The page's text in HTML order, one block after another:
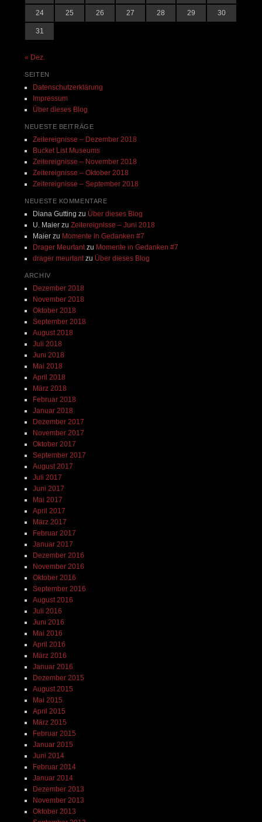
24 25 26 27 28 29 30
31
« Dez.
SEITEN
Datenschutzerklärung
Impressum
Über dieses Blog
NEUESTE BEITRÄGE
Zeitereignisse – Dezember 2018
Bucket List Museums
Zeitereignisse – November 2018
Zeitereignisse – Oktober 2018
Zeitereignisse – September 2018
NEUESTE KOMMENTARE
Diana Gutting zu Über dieses Blog
U. Maierzu Zeitereignisse – Juni 2018
Maierzu Momente in Gedanken #7
Drager Meurtantzu Momente in Gedanken #7
drager meurtantzu Über dieses Blog
ARCHIV
Dezember 2018
November 2018
Oktober 2018
September 2018
August 2018
Juli 2018
Juni 2018
Mai 2018
April 2018
März 2018
Februar 2018
Januar 2018
Dezember 2017
November 2017
Oktober 2017
September 2017
August 2017
Juli 2017
Juni 2017
Mai 2017
April 2017
März 2017
Februar 2017
Januar 2017
Dezember 2016
November 2016
Oktober 2016
September 2016
August 2016
Juli 2016
Juni 2016
Mai 2016
April 2016
März 2016
Januar 2016
Dezember 2015
August 2015
Mai 2015
April 2015
März 2015
Februar 2015
Januar 2015
Juni 2014
Februar 2014
Januar 2014
Dezember 2013
November 2013
Oktober 2013